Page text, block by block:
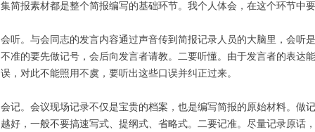
集简报素材都是整个简报编写的基础环节。我个人体会，在这个环节中
会听。与会同志的发言内容通过声音传到简报记录人员的大脑里，会听
不准的要先做记号，会后向发言者请教。二要听懂。由于发言者的表达
误，对此不能照用不虞，要听出这些口误并纠正过来。
会记。会议现场记录不仅是宝贵的档案，也是编写简报的原始材料。做
越好，一般不要搞速写式、提纲式、省略式。二要记准。尽量记录原